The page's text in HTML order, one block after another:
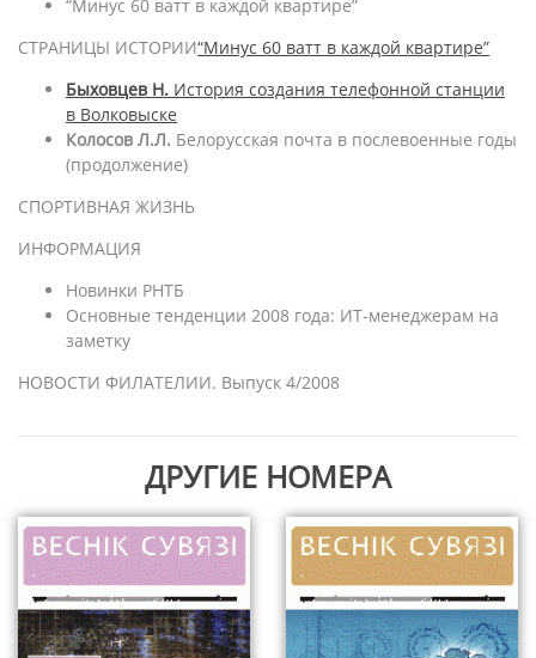
“Минус 60 ватт в каждой квартире”
СТРАНИЦЫ ИСТОРИИ“Минус 60 ватт в каждой квартире”
Быховцев Н. История создания телефонной станции
в Волковыске
Колосов Л.Л. Белорусская почта в послевоенные годы
(продолжение)
СПОРТИВНАЯ ЖИЗНЬ
ИНФОРМАЦИЯ
Новинки РНТБ
Основные тенденции 2008 года: ИТ-менеджерам на
заметку
НОВОСТИ ФИЛАТЕЛИИ. Выпуск 4/2008
ДРУГИЕ НОМЕРА